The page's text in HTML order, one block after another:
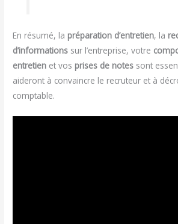
En résumé, la préparation d’entretien, la
d’informations sur l’entreprise, votre
entretien et vos prises de notes sont
aideront à convaincre le recruteur et à
comptable.